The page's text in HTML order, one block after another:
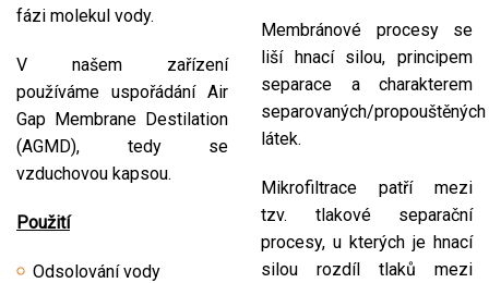
fázi molekul vody.
V našem zařízení
používáme uspořádání Air
Gap Membrane Destilation
(AGMD), tedy se
vzduchovou kapsou.
Použití
Odsolování vody
Membránové procesy se
liší hnací silou, principem
separace a charakterem
separovaných/propouštěných
látek.
Mikrofiltrace patří mezi
tzv. tlakové separační
procesy, u kterých je hnací
silou rozdíl tlaků mezi